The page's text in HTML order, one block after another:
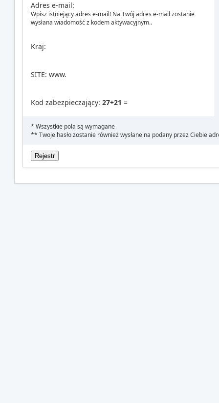
Adres e-mail:
Wpisz istniejący adres e-mail! Na Twój adres e-mail zostanie
wysłana wiadomość z kodem aktywacyjnym..
Kraj:
SITE: www.
Kod zabezpieczający:27+21 =
* Wszystkie pola są wymagane
** Twoje hasło zostanie również wysłane na podany przez Ciebie